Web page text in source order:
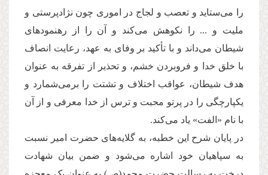
را می‌ستاید و تعصب و لجاج در اموری چون نژادپرستی و
ملیت و ... را نکوهش می‌کند و آن را از رهنمودهای
شیطان می‌داند و با تأکید بر وفای به عهد، رعایت انصاف
با خلق خدا و فروبردن خشم، و تحذیر از تفرقه به عنوان
هدف شیطان، عواقب اختلاف و تشتت را بر‌می‌شمارد و
یکپارچگی را در پرتو محبت و ترس از خدا معرفی و از آن
با نام «الفت» یاد می‌کند.
در پایان شرح این خطبه، به گلایه‌های حضرت امیر نسبت
به سپاهیان خود اشاره می‌شود و ضمن بیان شهادت